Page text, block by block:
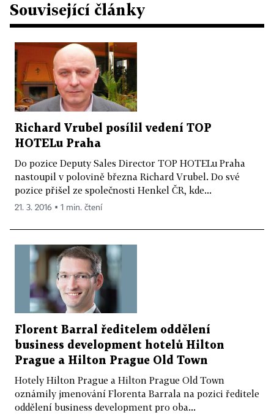
Související články
Richard Vrubel posílil vedení TOP
HOTELu Praha
Do pozice Deputy Sales Director TOP HOTELu Praha
nastoupil v polovině března Richard Vrubel. Do své
pozice přišel ze společnosti Henkel ČR, kde...
21. 3. 2016 ▪ 1 min. čtení
Florent Barral ředitelem oddělení
business development hotelů Hilton
Prague a Hilton Prague Old Town
Hotely Hilton Prague a Hilton Prague Old Town
oznámily jmenování Florenta Barrala na pozici ředitele
oddělení business development pro oba...